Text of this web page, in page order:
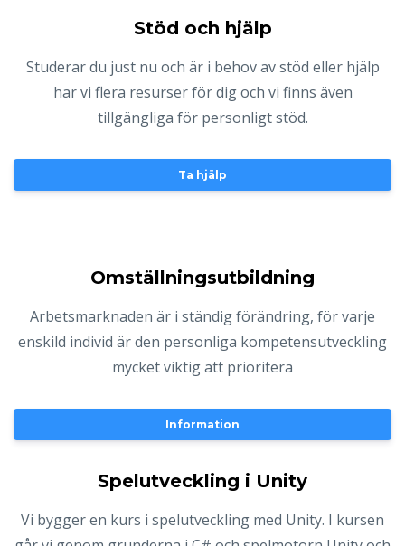
Stöd och hjälp
Studerar du just nu och är i behov av stöd eller hjälp
har vi flera resurser för dig och vi finns även
tillgängliga för personligt stöd.
Ta hjälp
Omställningsutbildning
Arbetsmarknaden är i ständig förändring, för varje
enskild individ är den personliga kompetensutveckling
mycket viktig att prioritera
Information
Spelutveckling i Unity
Vi bygger en kurs i spelutveckling med Unity. I kursen